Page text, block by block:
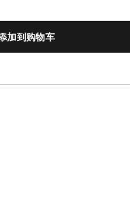
加到购物车